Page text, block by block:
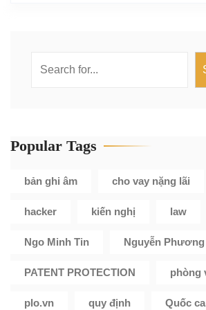
Popular Tags
bản ghi âm cho vay nặng lãi
hacker kiến nghị law
Ngo Minh Tin Nguyễn Phương
PATENT PROTECTION phòng
plo.vn quy định Quốc ca